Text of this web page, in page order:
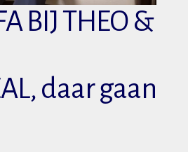
BIJ THEO &
daar gaan